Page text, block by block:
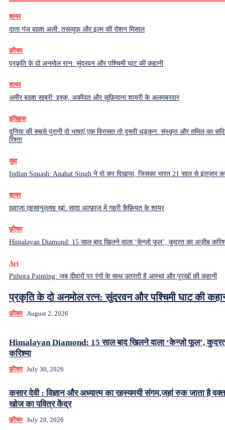
शायर
दाता गंज बख़्श अली: तसव्वुफ़ और इल्म की रोशन मिसाल
फ़ीचर
प्रकृति के दो अनमोल रत्न: सुंदरवन और पश्चिमी घाट की कहानी
शायर
अमीर बख़्श साबरी: इश्क़, अकीदत और सूफ़ियाना शायरी के अलमबरदार
इतिहास
दुनिया की सबसे पुरानी दो भाषाएं,एक विरासत तो दूसरी धड़कन: संस्कृत और तमिल का
रिश्ता
युवा
Indian Squash: Anahat Singh ने वो कर दिखाया, जिसका भारत 21 साल से इंतज़ार
शायर
ख़्वाजा एहसानुल्लाह ख़ां: सादा अल्फ़ाज़ में गहरी कैफ़ियत के शायर
फ़ीचर
Himalayan Diamond: 15 साल बाद खिलने वाला ‘केन्ज़ो फूल’, कुदरत का अज़ीब
Art
Pithora Painting: जब दीवारों पर रंगों के साथ उतरती है आस्था और पुरखों की कहानी
प्रकृति के दो अनमोल रत्न: सुंदरवन और पश्चिमी घाट की
फ़ीचर August 2, 2026
Himalayan Diamond: 15 साल बाद खिलने वाला ‘केन्ज़ो फूल’,
करिश्मा
फ़ीचर July 30, 2026
कसार देवी : विज्ञान और अध्यात्म का रहस्यमयी संगम,जहां रुक जाता है
खोज का पवित्र केंद्र
फ़ीचर July 28, 2026